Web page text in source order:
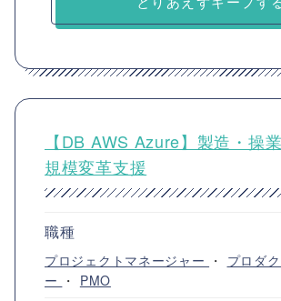
【DB AWS Azure】製造・操
規模変革支援
職種
プロジェクトマネージャー ・ プロダ
ー ・ PMO